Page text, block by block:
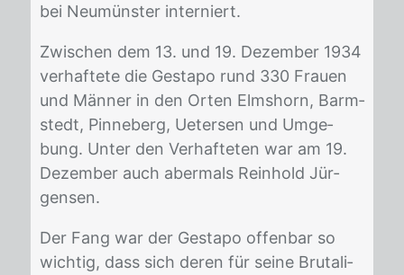
bei Neu­müns­ter in­ter­niert.
Zwi­schen dem 13. und 19. De­zem­ber 1934
ver­haf­te­te die Ge­sta­po rund 330 Frau­en
und Män­ner in den Or­ten Elms­horn, Barm­
stedt, Pin­ne­berg, Ue­ter­sen und Um­ge­
bung. Un­ter den Ver­haf­te­ten war am 19.
De­zem­ber auch aber­mals Rein­hold Jür­
gen­sen.
Der Fang war der Ge­sta­po of­fen­bar so
wich­tig, dass sich de­ren für sei­ne Bru­ta­li­